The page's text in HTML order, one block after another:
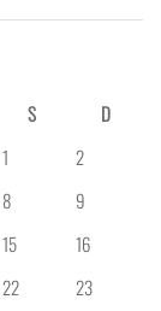
S
D
1
2
8
9
15
16
22
23